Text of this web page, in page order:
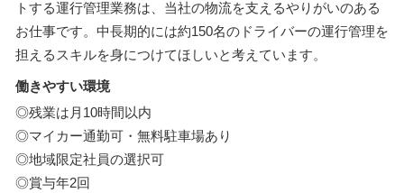
トする運行管理業務は、当社の物流を支えるやりがいのある
お仕事です。中長期的には約150名のドライバーの運行管理を
担えるスキルを身につけてほしいと考えています。
働きやすい環境
◎残業は月10時間以内
◎マイカー通勤可・無料駐車場あり
◎地域限定社員の選択可
◎賞与年2回